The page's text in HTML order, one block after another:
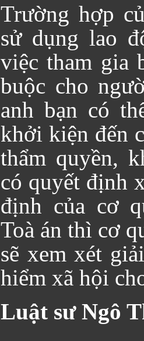
Trường hợp
sử dụng lao
việc tham gia
buộc cho
anh bạn có
khởi kiện đến
thẩm quyền,
có quyết định
định của cơ
Toà án thì cơ
sẽ xem xét
hiểm xã hội
Luật sư Ngô